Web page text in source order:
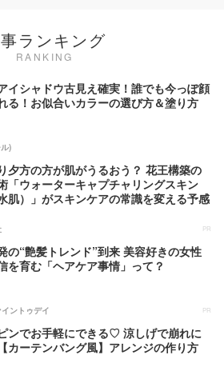
ランキング
RANKING
イシャドウ古見え確実！誰でも今っぽ顔
る！お似合いカラーの選び方＆塗り方
)
夕方の方が肌がうるおう？ 花王構築の
「ウォーターキャプチャリングスキン
水肌）」がスキンケアの常識を変える予感
PR
の“艶髪トレンド”到来 美容好きの女性
を育む「ヘアケア事情」って？
ントゥデイ PR
ンでお手軽にできる♡ 涼しげで崩れに
カーテンバング風】アレンジの作り方